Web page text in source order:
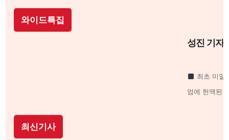
와이드특집
성진 기자
최초 미일
엄에 헌액된
최신기사